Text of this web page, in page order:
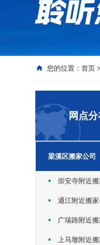
您的位置： 首页
网点
梁溪区搬家公司
崇安寺附近搬
通江附近搬家
广瑞路附近搬
上马墩附近